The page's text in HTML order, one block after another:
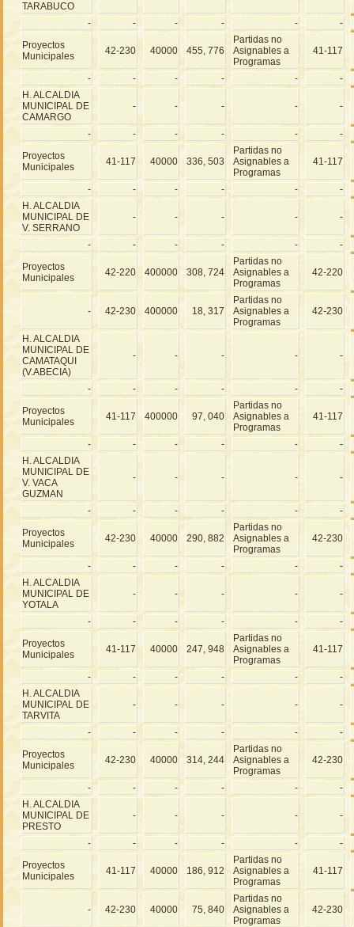
TARABUCO
- - - - -
-
Proyectos
Municipales
42-230 40000 455, 776
Partidas no
Asignables a
Programas
41-117
- - - - -
-
H. ALCALDIA
MUNICIPAL DE
CAMARGO
- - - - -
- - - - -
-
Proyectos
Municipales
41-117 40000 336, 503
Partidas no
Asignables a
Programas
41-117
- - - - -
-
H. ALCALDIA
MUNICIPAL DE
V. SERRANO
- - - - -
- - - - -
-
Proyectos
Municipales
42-220 400000 308, 724
Partidas no
Asignables a
Programas
42-220
- 42-230 400000 18, 317
Partidas no
Asignables a
Programas
42-230
H. ALCALDIA
MUNICIPAL DE
CAMATAQUI
(V.ABECIA)
- - - - -
- - - - -
-
Proyectos
Municipales
41-117 400000 97, 040
Partidas no
Asignables a
Programas
41-117
- - - - -
-
H. ALCALDIA
MUNICIPAL DE
V. VACA
GUZMAN
- - - - -
- - - - -
-
Proyectos
Municipales
42-230 40000 290, 882
Partidas no
Asignables a
Programas
42-230
- - - - -
-
H. ALCALDIA
MUNICIPAL DE
YOTALA
- - - - -
- - - - -
-
Proyectos
Municipales
41-117 40000 247, 948
Partidas no
Asignables a
Programas
41-117
- - - - -
-
H. ALCALDIA
MUNICIPAL DE
TARVITA
- - - - -
- - - - -
-
Proyectos
Municipales
42-230 40000 314, 244
Partidas no
Asignables a
Programas
42-230
- - - - -
-
H. ALCALDIA
MUNICIPAL DE
PRESTO
- - - - -
- - - - -
-
Proyectos
Municipales
41-117 40000 186, 912
Partidas no
Asignables a
Programas
41-117
- 42-230 40000 75, 840
Partidas no
Asignables a
Programas
42-230